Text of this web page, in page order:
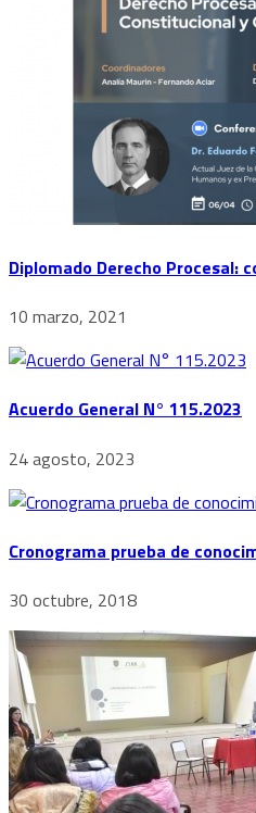
Diplomado Derecho Procesal:
10 marzo, 2021
Acuerdo General N° 115.2023
24 agosto, 2023
Cronograma prueba de
30 octubre, 2018